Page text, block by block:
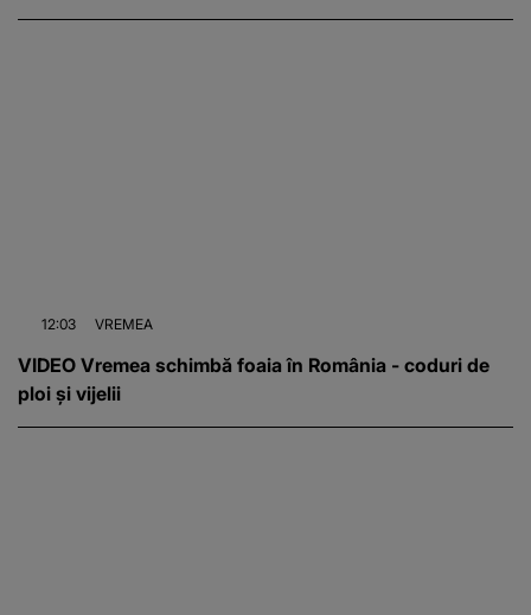
12:03 VREMEA
VIDEO Vremea schimbă foaia în România - coduri de
ploi și vijelii